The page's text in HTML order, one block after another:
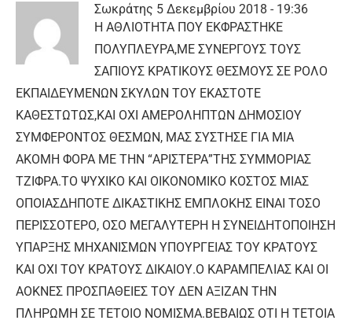
Σωκράτης 5 Δεκεμβρίου 2018 - 19:36
Η ΑΘΛΙΟΤΗΤΑ ΠΟΥ ΕΚΦΡΑΣΤΗΚΕ
ΠΟΛΥΠΛΕΥΡΑ,ΜΕ ΣΥΝΕΡΓΟΥΣ ΤΟΥΣ
ΣΑΠΙΟΥΣ ΚΡΑΤΙΚΟΥΣ ΘΕΣΜΟΥΣ ΣΕ ΡΟΛΟ
ΕΚΠΑΙΔΕΥΜΕΝΩΝ ΣΚΥΛΩΝ ΤΟΥ ΕΚΑΣΤΟΤΕ
ΚΑΘΕΣΤΩΤΩΣ,ΚΑΙ ΟΧΙ ΑΜΕΡΟΛΗΠΤΩΝ ΔΗΜΟΣΙΟΥ
ΣΥΜΦΕΡΟΝΤΟΣ ΘΕΣΜΩΝ, ΜΑΣ ΣΥΣΤΗΣΕ ΓΙΑ ΜΙΑ
ΑΚΟΜΗ ΦΟΡΑ ΜΕ ΤΗΝ “ΑΡΙΣΤΕΡΑ”ΤΗΣ ΣΥΜΜΟΡΙΑΣ
ΤΖΙΦΡΑ.ΤΟ ΨΥΧΙΚΟ ΚΑΙ ΟΙΚΟΝΟΜΙΚΟ ΚΟΣΤΟΣ ΜΙΑΣ
ΟΠΟΙΑΣΔΗΠΟΤΕ ΔΙΚΑΣΤΙΚΗΣ ΕΜΠΛΟΚΗΣ ΕΙΝΑΙ ΤΟΣΟ
ΠΕΡΙΣΣΟΤΕΡΟ, ΟΣΟ ΜΕΓΑΛΥΤΕΡΗ Η ΣΥΝΕΙΔΗΤΟΠΟΙΗΣΗ
ΥΠΑΡΞΗΣ ΜΗΧΑΝΙΣΜΩΝ ΥΠΟΥΡΓΕΙΑΣ ΤΟΥ ΚΡΑΤΟΥΣ
ΚΑΙ ΟΧΙ ΤΟΥ ΚΡΑΤΟΥΣ ΔΙΚΑΙΟΥ.Ο ΚΑΡΑΜΠΕΛΙΑΣ ΚΑΙ ΟΙ
ΑΟΚΝΕΣ ΠΡΟΣΠΑΘΕΙΕΣ ΤΟΥ ΔΕΝ ΑΞΙΖΑΝ ΤΗΝ
ΠΛΗΡΩΜΗ ΣΕ ΤΕΤΟΙΟ ΝΟΜΙΣΜΑ.ΒΕΒΑΙΩΣ ΟΤΙ Η ΤΕΤΟΙΑ